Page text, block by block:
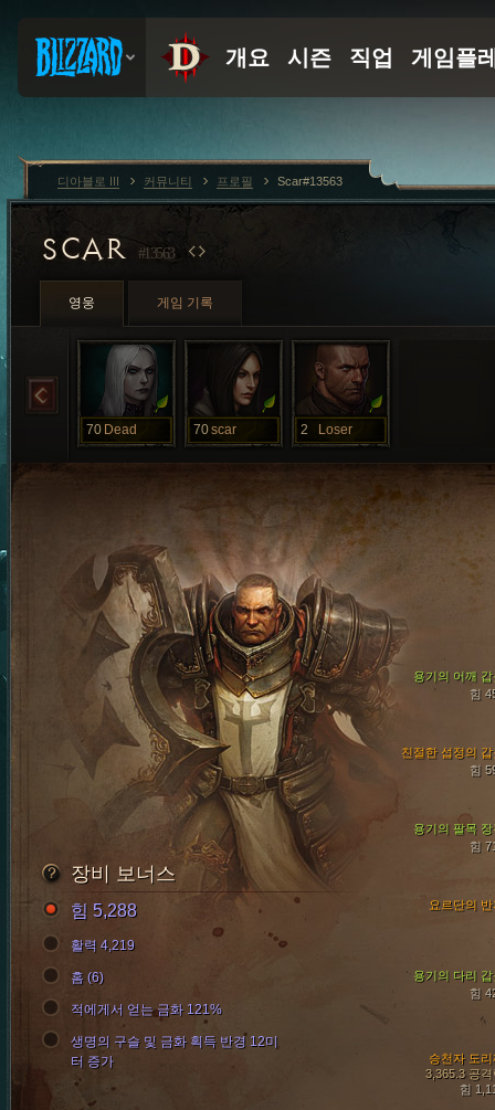
SCAR #13563
영웅 게임 기록
70 Dead 70scar 2 Loser
친절한 섭정의 갑
힘
용기의 팔목 장
힘
용기의 어깨 갑
힘
용기의 다리 갑
힘
승천자 도리
3,365.3 공격
힘
요르단의 반
장비 보너스
힘 5,288
활력 4,219
홈 (6)
적에게서 얻는 금화 121%
생명의 구슬 및 금화 획득 반경 12미
터 증가
디아블로 III 커뮤니티 프로필 Scar#13563